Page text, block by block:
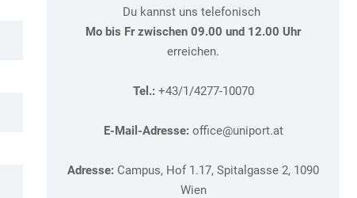
Du kannst uns telefonisch
Mo bis Fr zwischen 09.00 und 12.00 Uhr
erreichen.
Tel.: +43/1/4277-10070
E-Mail-Adresse: office@uniport.at
Adresse: Campus, Hof 1.17, Spitalgasse 2, 1090
Wien